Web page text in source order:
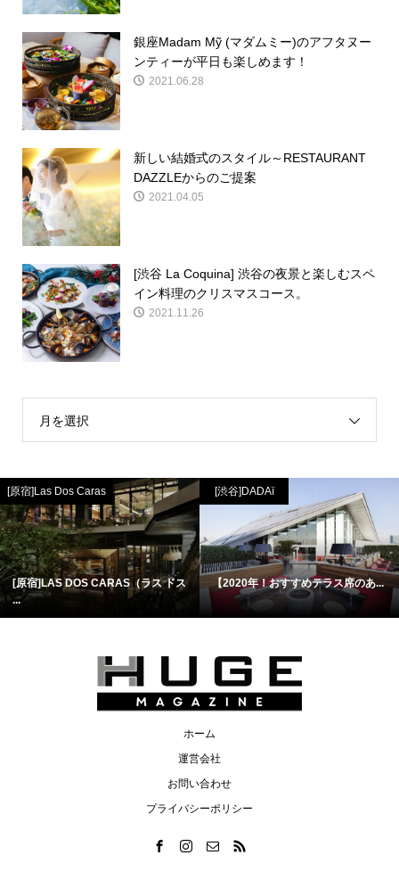
銀座Madam Mỹ (マダムミー)のアフタヌー
ンティーが平日も楽しめます！
2021.06.28
新しい結婚式のスタイル～RESTAURANT
DAZZLEからのご提案
2021.04.05
[渋谷 La Coquina] 渋谷の夜景と楽しむスペ
イン料理のクリスマスコース。
2021.11.26
月を選択
[原宿]Las Dos Caras
[原宿]LAS DOS CARAS（ラス ドス
...
[渋谷]DADAï
【2020年！おすすめテラス席のあ...
ホーム
運営会社
お問い合わせ
プライバシーポリシー